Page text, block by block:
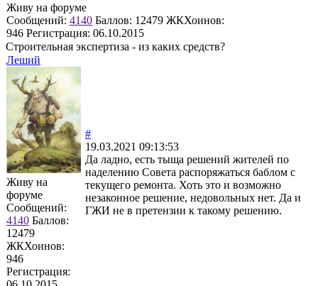
Живу на форуме
Сообщений: 4140 Баллов: 12479 ЖКХоинов:
946 Регистрация: 06.10.2015
Строительная экспертиза - из каких средств?
Леший
Живу на
форуме
Сообщений:
4140 Баллов:
12479
ЖКХоинов:
946
Регистрация:
#
19.03.2021 09:13:53
Да ладно, есть тыща решений жителей по
наделению Совета распоряжаться баблом с
текущего ремонта. Хоть это и возможно
незаконное решение, недовольных нет. Да и
ГЖИ не в претензии к такому решению.